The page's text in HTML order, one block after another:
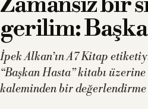
gerilim:
İpek Alkan’ın A7 Kitap
“Başkan Hasta” kitabı
kaleminden bir değerlendirme